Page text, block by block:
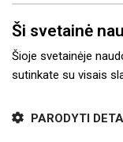
Ši svetainė
Šioje svetainėje
sutinkate su visais
PARODYTI